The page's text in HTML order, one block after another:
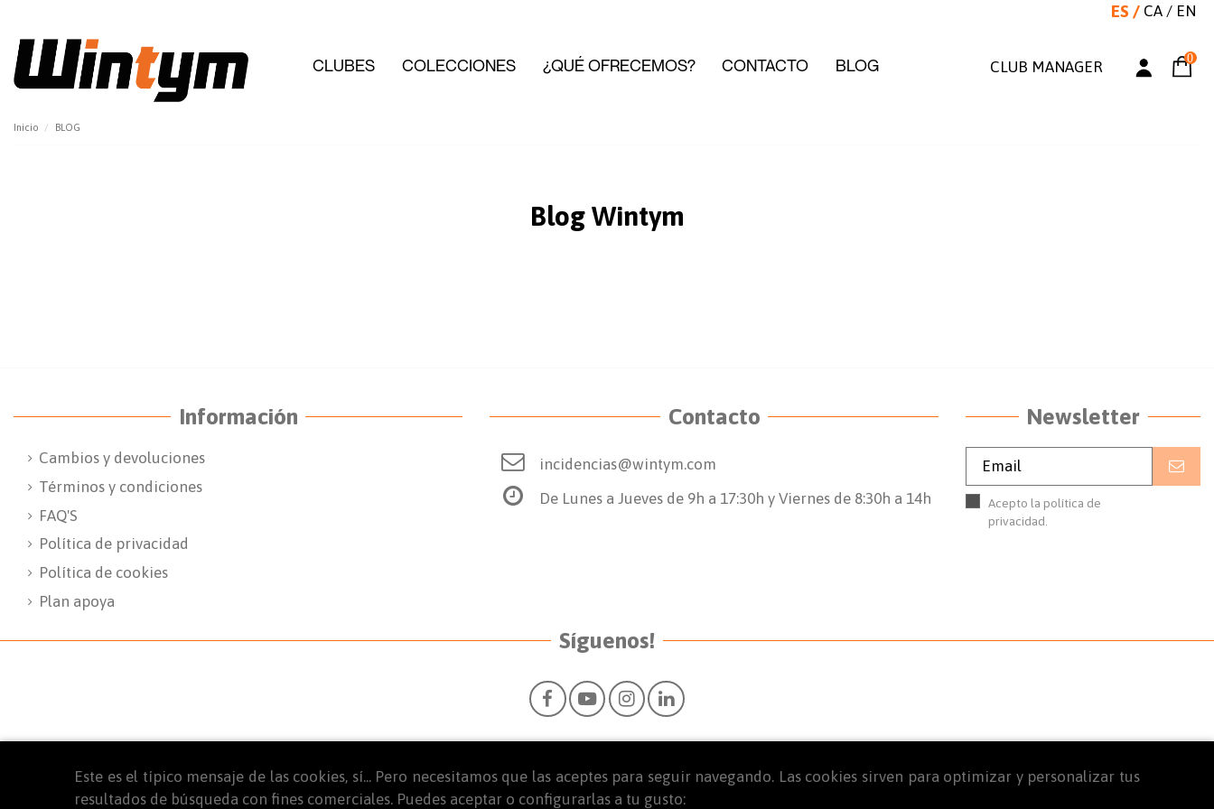
ES / CA / EN
CLUBES COLECCIONES ¿QUÉ OFRECEMOS? CONTACTO BLOG 0
CLUB MANAGER
Inicio BLOG
Blog Wintym
Información
Cambios y devoluciones
Términos y condiciones
FAQ'S
Política de privacidad
Política de cookies
Plan apoya
Contacto
incidencias@wintym.com
De Lunes a Jueves de 9h a 17:30h y Viernes de 8:30h a 14h
Este es el típico mensaje de las cookies, sí... Pero necesitamos que las aceptes para seguir navegando. Las cookies sirven para optimizar y personalizar tus
resultados de búsqueda con fines comerciales. Puedes aceptar o configurarlas a tu gusto:
Newsletter
Acepto la política de
privacidad.
Síguenos!